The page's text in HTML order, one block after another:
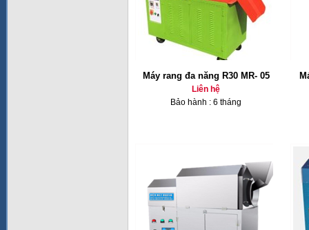
Máy rang đa năng R30 MR- 05
Liên hệ
Bảo hành : 6 tháng